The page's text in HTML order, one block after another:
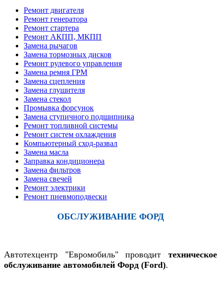
Ремонт двигателя
Ремонт генератора
Ремонт стартера
Ремонт АКПП, МКПП
Замена рычагов
Замена тормозных дисков
Ремонт рулевого управления
Замена ремня ГРМ
Замена сцепления
Замена глушителя
Замена стекол
Промывка форсунок
Замена ступичного подшипника
Ремонт топливной системы
Ремонт систем охлаждения
Компьютерный сход-развал
Замена масла
Заправка кондиционера
Замена фильтров
Замена свечей
Ремонт электрики
Ремонт пневмоподвески
ОБСЛУЖИВАНИЕ ФОРД
Автотехцентр "Евромобиль" проводит техническое
обслуживание автомобилей Форд (Ford).